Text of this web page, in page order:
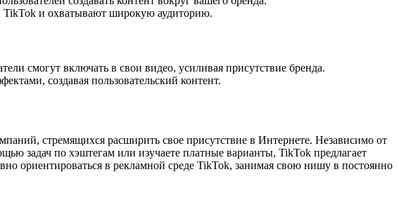
TikTok и охватывают широкую аудиторию.
смогут включать в свои видео, усиливая присутствие бренда.
создавая пользовательский контент.
стремящихся расширить свое присутствие в Интернете. Независимо от
задач по хэштегам или изучаете платные варианты, TikTok предлагает
ориентироваться в рекламной среде TikTok, занимая свою нишу в постоянно